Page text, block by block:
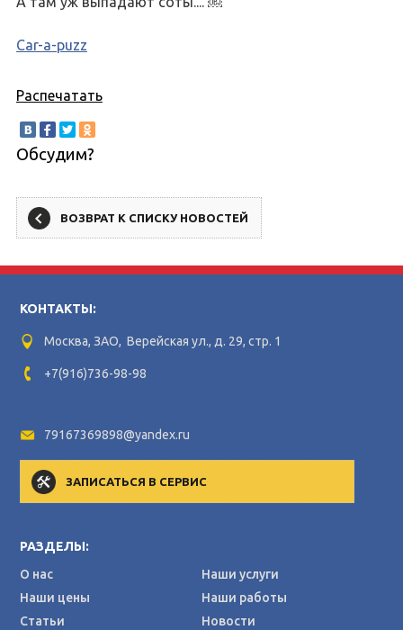
Car-a-puzz
Распечатать
Обсудим?
ВОЗВРАТ К СПИСКУ НОВОСТЕЙ
КОНТАКТЫ:
Москва, ЗАО, Верейская ул., д. 29, стр. 1
+7(916)736-98-98
79167369898@yandex.ru
ЗАПИСАТЬСЯ В СЕРВИС
РАЗДЕЛЫ:
О нас
Наши услуги
Наши цены
Наши работы
Статьи
Новости